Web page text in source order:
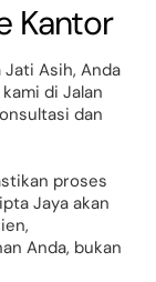
Kantor
Asih, Anda
di Jalan
dan
proses
Jaya akan
Anda, bukan